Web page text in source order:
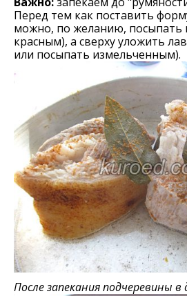
Перед тем как поставить
можно, по желанию, посыпать
красным), а сверху уложить
или посыпать измельченным).
После запекания подчеревины в